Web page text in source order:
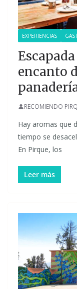
EXPERIENCIAS
encanto
RECOMIENDO
Hay aromas que
tiempo se
En Pirque, los
Leer más